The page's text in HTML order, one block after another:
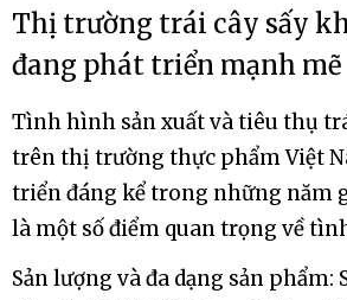
Thị trường trái cây sấy
đang phát triển mạnh mẽ
Tình hình sản xuất và tiêu thụ
trên thị trường thực phẩm Việt
triển đáng kể trong những năm
là một số điểm quan trọng về
Sản lượng và đa dạng sản phẩm: